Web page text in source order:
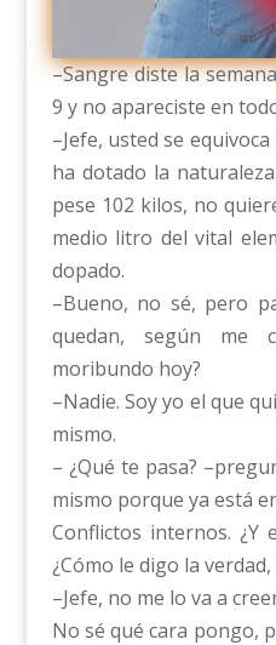
–Sangre diste la
9 y no apareciste en
–Jefe, usted se
ha dotado la
pese 102 kilos, no
medio litro del vital
dopado.
–Bueno, no sé, pero
quedan, según me
moribundo hoy?
–Nadie. Soy yo el que
mismo.
– ¿Qué te pasa?
mismo porque ya está
Conflictos internos. ¿Y
¿Cómo le digo la
–Jefe, no me lo va a
No sé qué cara pongo,